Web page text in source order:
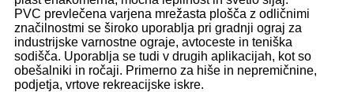
PVC prevlečena varjena mrežasta plošča z odličnimi
značilnostmi se široko uporablja pri gradnji ograj za
industrijske varnostne ograje, avtoceste in teniška
sodišča. Uporablja se tudi v drugih aplikacijah, kot so
obešalniki in ročaji. Primerno za hiše in nepremičnine,
podjetja, vrtove rekreacijske iskre.